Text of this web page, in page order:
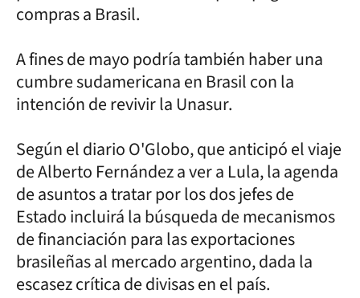
compras a Brasil.
A fines de mayo podría también haber una
cumbre sudamericana en Brasil con la
intención de revivir la Unasur.
Según el diario O'Globo, que anticipó el viaje
de Alberto Fernández a ver a Lula, la agenda
de asuntos a tratar por los dos jefes de
Estado incluirá la búsqueda de mecanismos
de financiación para las exportaciones
brasileñas al mercado argentino, dada la
escasez crítica de divisas en el país.